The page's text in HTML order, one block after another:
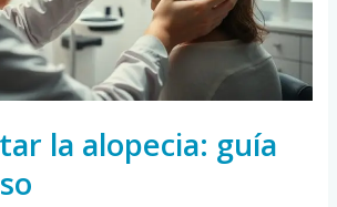
la alopecia: guía